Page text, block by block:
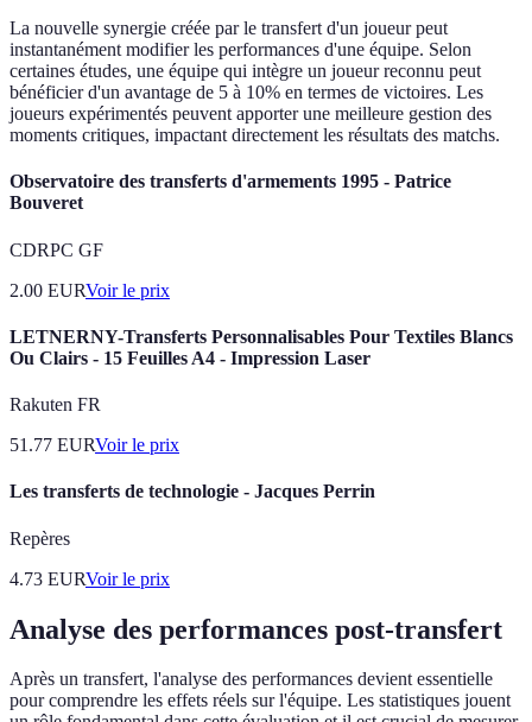
La nouvelle synergie créée par le transfert d'un joueur peut
instantanément modifier les performances d'une équipe. Selon
certaines études, une équipe qui intègre un joueur reconnu peut
bénéficier d'un avantage de 5 à 10% en termes de victoires. Les
joueurs expérimentés peuvent apporter une meilleure gestion des
moments critiques, impactant directement les résultats des matchs.
Observatoire des transferts d'armements 1995 - Patrice
Bouveret
CDRPC GF
2.00 EURVoir le prix
LETNERNY-Transferts Personnalisables Pour Textiles Blancs
Ou Clairs - 15 Feuilles A4 - Impression Laser
Rakuten FR
51.77 EURVoir le prix
Les transferts de technologie - Jacques Perrin
Repères
4.73 EURVoir le prix
Analyse des performances post-transfert
Après un transfert, l'analyse des performances devient essentielle
pour comprendre les effets réels sur l'équipe. Les statistiques jouent